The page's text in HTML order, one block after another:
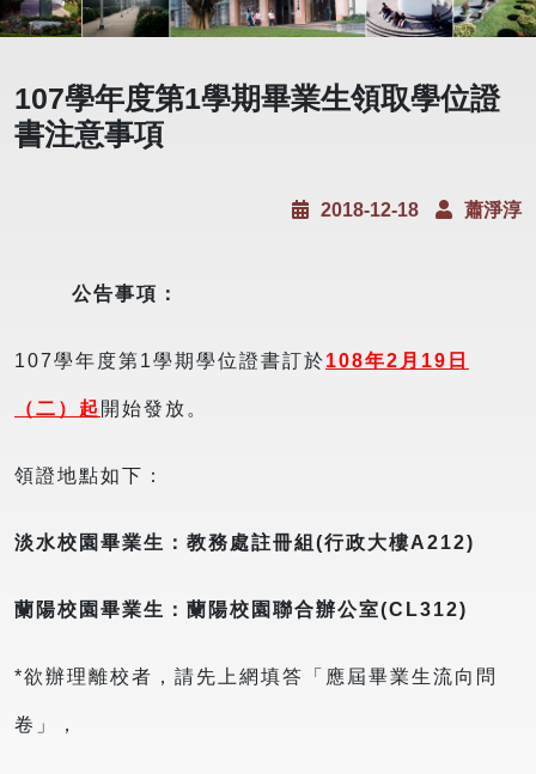
107學年度第1學期畢業生領取學位證
書注意事項
2018-12-18 蕭淨淳
公告事項：
107學年度第1學期學位證書訂於108年2 月 19 日
（二）起 開始發放。
領證地點如下：
淡水校園畢業生：教務處註冊組(行政大樓A212)
蘭陽校園畢業生：蘭陽校園聯合辦公室(CL312)
*欲辦理離校者，請先上網填答「應屆畢業生流向問
卷」，